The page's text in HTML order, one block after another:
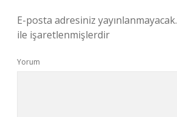
E-posta adresiniz yayınlanmayacak.
ile işaretlenmişlerdir
Yorum